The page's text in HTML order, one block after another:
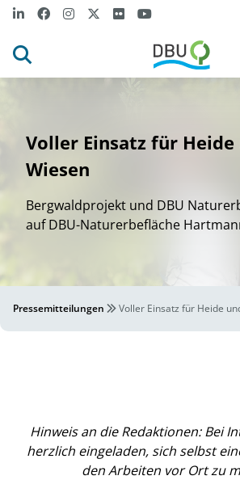
.
Voller Einsatz für Heide
Wiesen
Bergwaldprojekt und DBU
auf DBU-Naturerbefläche
Pressemitteilungen Voller Einsatz für Heide
Hinweis an die Redaktionen: Bei
herzlich eingeladen, sich selbst
den Arbeiten vor Ort zu